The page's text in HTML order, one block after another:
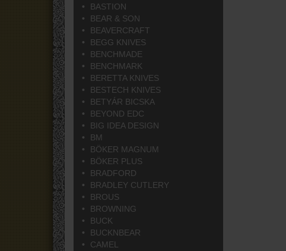
BASTION
BEAR & SON
BEAVERCRAFT
BEGG KNIVES
BENCHMADE
BENCHMARK
BERETTA KNIVES
BESTECH KNIVES
BETYÁR BICSKA
BEYOND EDC
BIG IDEA DESIGN
BM
BÖKER MAGNUM
BÖKER PLUS
BRADFORD
BRADLEY CUTLERY
BROUS
BROWNING
BUCK
BUCKNBEAR
CAMEL